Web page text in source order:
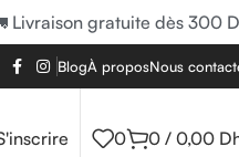
gratuite dès 300 DH
BlogÀ proposNous
0 0 / 0,00